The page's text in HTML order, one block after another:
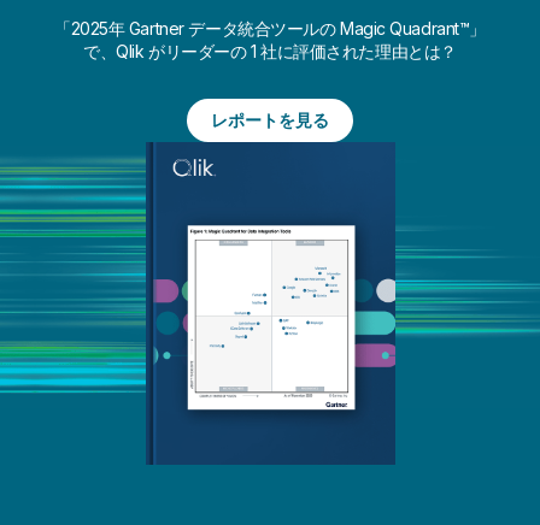
「2025年 Gartner データ統合ツールの Magic Quadrant™」
で、Qlik がリーダーの 1 社に評価された理由とは？
レポートを見る